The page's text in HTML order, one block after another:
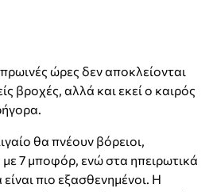
ώρες δεν αποκλείονται
βροχές, αλλά και εκεί ο καιρός
θα πνέουν βόρειοι,
7 μποφόρ, ενώ στα ηπειρωτικά
είναι πιο εξασθενημένοι. Η